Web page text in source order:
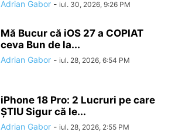
Adrian Gabor - iul. 30, 2026, 9:26 PM
Mă Bucur că iOS 27 a COPIAT
ceva Bun de la...
Adrian Gabor - iul. 28, 2026, 6:54 PM
iPhone 18 Pro: 2 Lucruri pe care
ȘTIU Sigur că le...
Adrian Gabor - iul. 28, 2026, 2:55 PM